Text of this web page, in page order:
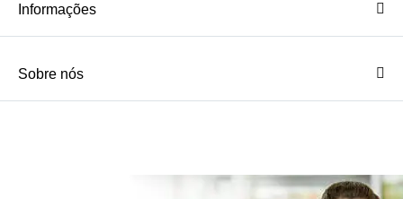
Informações
Sobre nós